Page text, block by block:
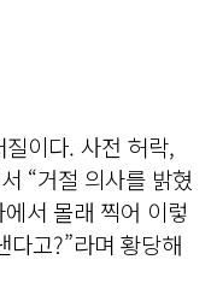
이다. 사전 허락,
“거절 의사를 밝혔
서 몰래 찍어 이렇
다고?”라며 황당해